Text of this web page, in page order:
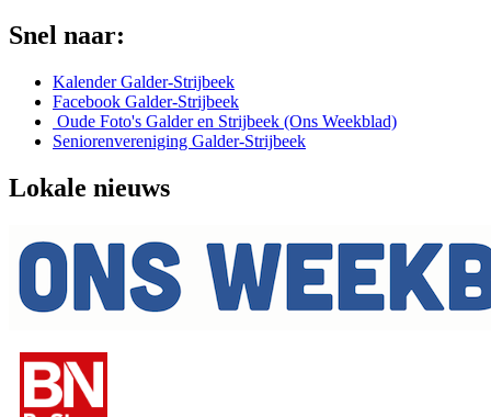
Snel naar:
Kalender Galder-Strijbeek
Facebook Galder-Strijbeek
Oude Foto's Galder en Strijbeek (Ons Weekblad)
Seniorenvereniging Galder-Strijbeek
Lokale nieuws